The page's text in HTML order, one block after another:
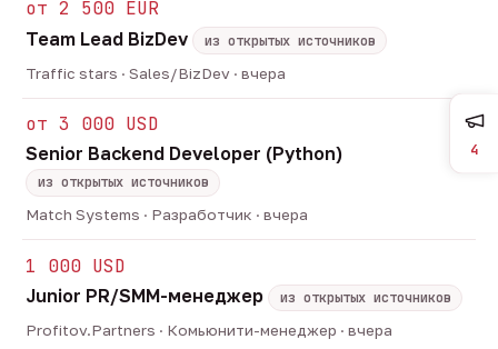
от 2 500 EUR
Team Lead BizDev
из открытых источников
Traffic stars · Sales/BizDev · вчера
от 3 000 USD
Senior Backend Developer (Python)
из открытых источников
Match Systems · Разработчик · вчера
1 000 USD
Junior PR/SMM-менеджер
из открытых источников
Profitov.Partners · Комьюнити-менеджер · вчера
4